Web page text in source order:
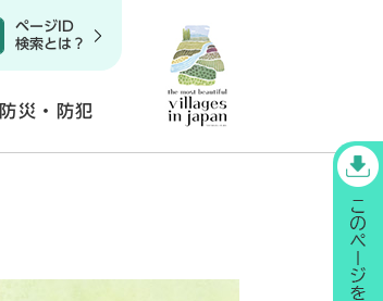
ページID
検索とは？
防災・防犯